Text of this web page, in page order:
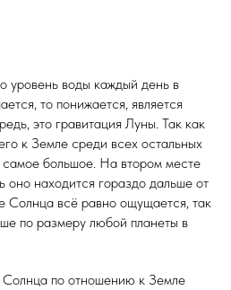
уровень воды каждый день в
то понижается, является
это гравитация Луны. Так как
к Земле среди всех остальных
самое большое. На втором месте
оно находится гораздо дальше от
Cолнца всё равно ощущается, так
по размеру любой планеты в
по отношению к Земле